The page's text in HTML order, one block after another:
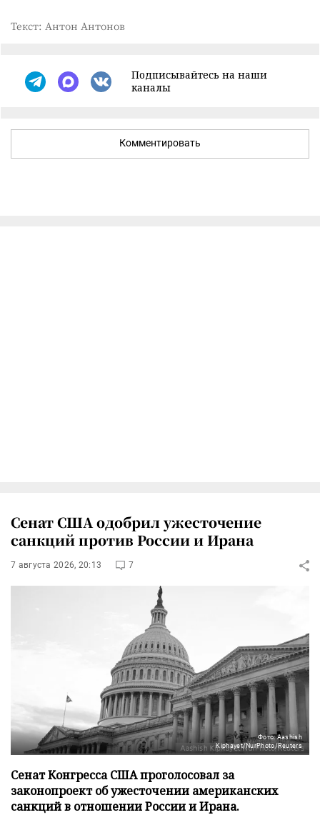
Текст: Антон Антонов
Подписывайтесь на наши
каналы
Комментировать
Сенат США одобрил ужесточение
санкций против России и Ирана
7 августа 2026, 20:13 7
Фото: Aashish
Kiphayet/NurPhoto/Reuters
Сенат Конгресса США проголосовал за
законопроект об ужесточении американских
санкций в отношении России и Ирана.